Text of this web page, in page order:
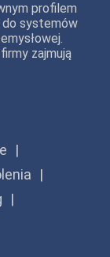
profilem
do systemów
zajmują